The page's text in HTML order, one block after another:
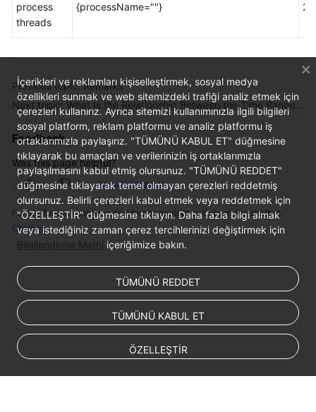
Service
Level
White
Papers
Endpoints
Permissions
process
threads
{processName=""}
Previous topic: Remarks
Feedback
Was this page helpful?
Provide feedback
For any further questions, feel free to contact us through the chatbot.
Chatbot
İçerikleri ve reklamları kişiselleştirmek, sosyal medya
özellikleri sunmak ve web sitemizdeki trafiği analiz etmek için
çerezleri kullanırız. Ayrıca sitemizi kullanımınızla ilgili bilgileri
sosyal platform, reklam platformu ve analiz platformu iş
ortaklarımızla paylaşırız. "TÜMÜNÜ KABUL ET" düğmesine
tıklayarak bu amaçları ve verilerinizin iş ortaklarımızla
paylaşılmasını kabul etmiş olursunuz. "TÜMÜNÜ REDDET"
düğmesine tıklayarak temel olmayan çerezleri reddetmiş
olursunuz. Belirli çerezleri kabul etmek veya reddetmek için
"ÖZELLEŞTİR" düğmesine tıklayın. Daha fazla bilgi almak
veya istediğiniz zaman çerez tercihlerinizi değiştirmek için
Bilgilendirme Metni içeriğimize bakın.
TÜMÜNÜ REDDET
TÜMÜNÜ KABUL ET
ÖZELLEŞTİR